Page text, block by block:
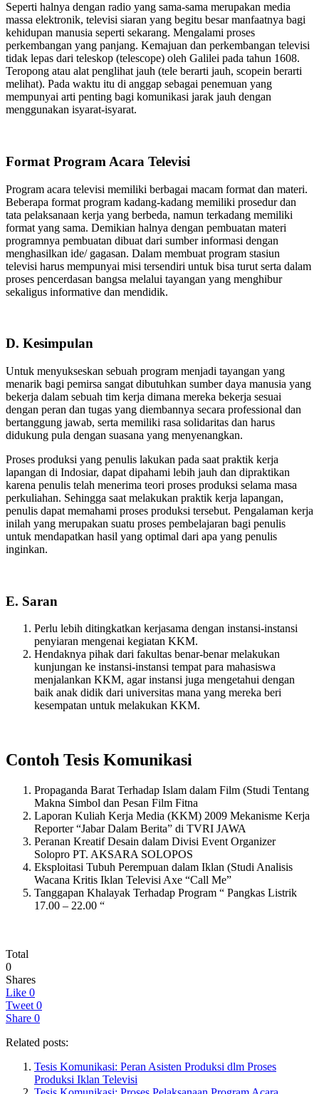
Seperti halnya dengan radio yang sama-sama merupakan media
massa elektronik, televisi siaran yang begitu besar manfaatnya bagi
kehidupan manusia seperti sekarang. Mengalami proses
perkembangan yang panjang. Kemajuan dan perkembangan televisi
tidak lepas dari teleskop (telescope) oleh Galilei pada tahun 1608.
Teropong atau alat penglihat jauh (tele berarti jauh, scopein berarti
melihat). Pada waktu itu di anggap sebagai penemuan yang
mempunyai arti penting bagi komunikasi jarak jauh dengan
menggunakan isyarat-isyarat.
Format Program Acara Televisi
Program acara televisi memiliki berbagai macam format dan materi.
Beberapa format program kadang-kadang memiliki prosedur dan
tata pelaksanaan kerja yang berbeda, namun terkadang memiliki
format yang sama. Demikian halnya dengan pembuatan materi
programnya pembuatan dibuat dari sumber informasi dengan
menghasilkan ide/ gagasan. Dalam membuat program stasiun
televisi harus mempunyai misi tersendiri untuk bisa turut serta dalam
proses pencerdasan bangsa melalui tayangan yang menghibur
sekaligus informative dan mendidik.
D. Kesimpulan
Untuk menyukseskan sebuah program menjadi tayangan yang
menarik bagi pemirsa sangat dibutuhkan sumber daya manusia yang
bekerja dalam sebuah tim kerja dimana mereka bekerja sesuai
dengan peran dan tugas yang diembannya secara professional dan
bertanggung jawab, serta memiliki rasa solidaritas dan harus
didukung pula dengan suasana yang menyenangkan.
Proses produksi yang penulis lakukan pada saat praktik kerja
lapangan di Indosiar, dapat dipahami lebih jauh dan dipraktikan
karena penulis telah menerima teori proses produksi selama masa
perkuliahan. Sehingga saat melakukan praktik kerja lapangan,
penulis dapat memahami proses produksi tersebut. Pengalaman kerja
inilah yang merupakan suatu proses pembelajaran bagi penulis
untuk mendapatkan hasil yang optimal dari apa yang penulis
inginkan.
E. Saran
Perlu lebih ditingkatkan kerjasama dengan instansi-instansi
penyiaran mengenai kegiatan KKM.
Hendaknya pihak dari fakultas benar-benar melakukan
kunjungan ke instansi-instansi tempat para mahasiswa
menjalankan KKM, agar instansi juga mengetahui dengan
baik anak didik dari universitas mana yang mereka beri
kesempatan untuk melakukan KKM.
Contoh Tesis Komunikasi
Propaganda Barat Terhadap Islam dalam Film (Studi Tentang
Makna Simbol dan Pesan Film Fitna
Laporan Kuliah Kerja Media (KKM) 2009 Mekanisme Kerja
Reporter “Jabar Dalam Berita” di TVRI JAWA
Peranan Kreatif Desain dalam Divisi Event Organizer
Solopro PT. AKSARA SOLOPOS
Eksploitasi Tubuh Perempuan dalam Iklan (Studi Analisis
Wacana Kritis Iklan Televisi Axe “Call Me”
Tanggapan Khalayak Terhadap Program “ Pangkas Listrik
17.00 – 22.00 “
Total
0
Shares
Like 0
Tweet 0
Share 0
Related posts:
Tesis Komunikasi: Peran Asisten Produksi dlm Proses
Produksi Iklan Televisi